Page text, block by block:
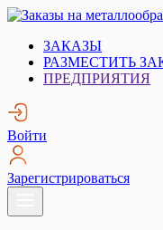
Skip
content
Заказы на
Металлообработка.
ЗАКАЗЫ
РАЗМЕСТИТЬ
ПРЕДПРИЯТИЯ
Войти
Зарегистрироваться